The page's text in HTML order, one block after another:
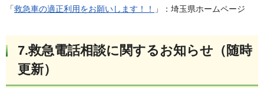
「救急車の適正利用をお願いします！！ 」：埼玉県ホームページ
7.救急電話相談に関するお知らせ（随時
更新）